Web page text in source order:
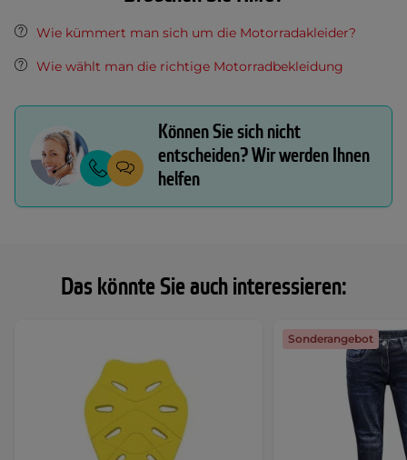
Das könnte Sie auch interessieren:
Sonderangebot
Wie kümmert man sich um die Motorradakleider?
Wie wählt man die richtige Motorradbekleidung
Können Sie sich nicht
entscheiden? Wir werden Ihnen
helfen